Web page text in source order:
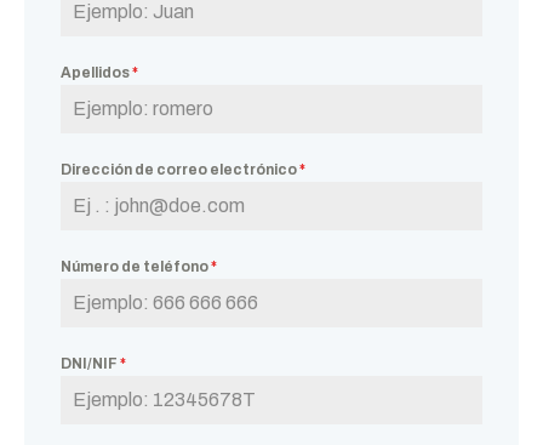
Apellidos*
Dirección de correo electrónico*
Número de teléfono*
DNI/NIF *